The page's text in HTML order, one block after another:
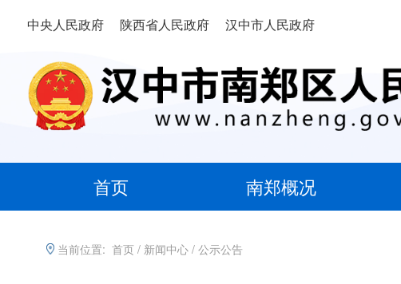
中央人民政府 陕西省人民政府 汉中市人民政府
首页 南郑概况
当前位置: 首页 / 新闻中心 / 公示公告